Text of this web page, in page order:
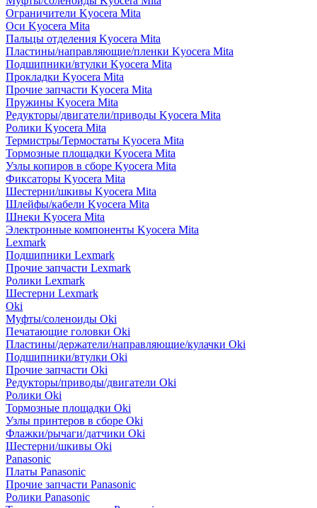
Ограничители Kyocera Mita
Оси Kyocera Mita
Пальцы отделения Kyocera Mita
Пластины/направляющие/пленки Kyocera Mita
Подшипники/втулки Kyocera Mita
Прокладки Kyocera Mita
Прочие запчасти Kyocera Mita
Пружины Kyocera Mita
Редукторы/двигатели/приводы Kyocera Mita
Ролики Kyocera Mita
Термистры/Термостаты Kyocera Mita
Тормозные площадки Kyocera Mita
Узлы копиров в сборе Kyocera Mita
Фиксаторы Kyocera Mita
Шестерни/шкивы Kyocera Mita
Шлейфы/кабели Kyocera Mita
Шнеки Kyocera Mita
Электронные компоненты Kyocera Mita
Lexmark
Подшипники Lexmark
Прочие запчасти Lexmark
Ролики Lexmark
Шестерни Lexmark
Oki
Муфты/соленоиды Oki
Печатающие головки Oki
Пластины/держатели/направляющие/кулачки Oki
Подшипники/втулки Oki
Прочие запчасти Oki
Редукторы/приводы/двигатели Oki
Ролики Oki
Тормозные площадки Oki
Узлы принтеров в сборе Oki
Флажки/рычаги/датчики Oki
Шестерни/шкивы Oki
Panasonic
Платы Panasonic
Прочие запчасти Panasonic
Ролики Panasonic